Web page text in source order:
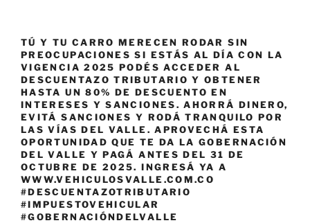
TÚ Y TU CARRO MERECEN RODAR SIN
PREOCUPACIONES SI ESTÁS AL DÍA CON LA
VIGENCIA 2025 PODÉS ACCEDER AL
DESCUENTAZO TRIBUTARIO Y OBTENER
HASTA UN 80% DE DESCUENTO EN
INTERESES Y SANCIONES. AHORRÁ DINERO,
EVITÁ SANCIONES Y RODÁ TRANQUILO POR
LAS VÍAS DEL VALLE. APROVECHÁ ESTA
OPORTUNIDAD QUE TE DA LA GOBERNACIÓN
DEL VALLE Y PAGÁ ANTES DEL 31 DE
OCTUBRE DE 2025. INGRESÁ YA A
WWW.VEHICULOSVALLE.COM.CO
#DESCUENTAZOTRIBUTARIO
#IMPUESTOVEHICULAR
#GOBERNACIÓNDELVALLE